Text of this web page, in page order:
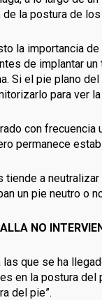
la postura de
la importancia
de implantar
Si el pie plano
para ver la
con
permanece
tiende a
un pie neutro o
NO
que se ha
en la postura
del pie”.